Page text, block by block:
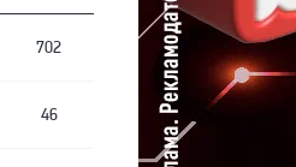
702
46